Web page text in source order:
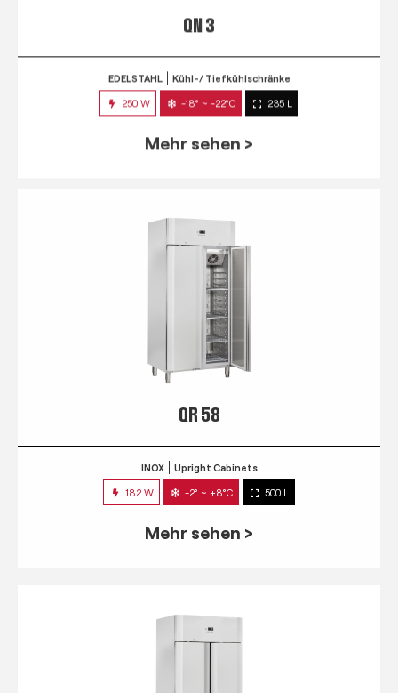
QN 3
Mehr sehen >
QR 58
INOX Upright Cabinets
182 W -2° ~ +8°C 500 L
Mehr sehen >